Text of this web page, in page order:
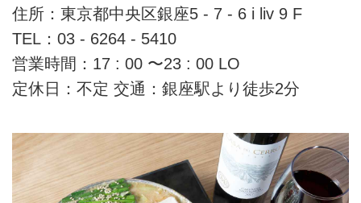
住所：東京都中央区銀座5 - 7 - 6 i liv 9 F
TEL：03 - 6264 - 5410
営業時間：17 : 00 〜23 : 00 LO
定休日：不定 交通：銀座駅より徒歩2分